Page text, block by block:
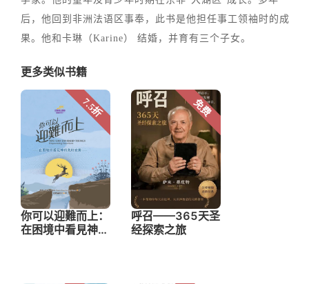
后，他回到非洲法语区事奉，此书是他担任事工领袖时的成
果。他和卡琳（Karine） 结婚，并育有三个子女。
更多类似书籍